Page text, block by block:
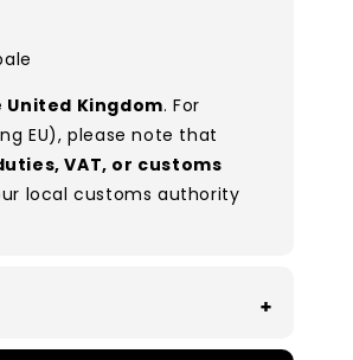
Kingdom. For
EU), please note that
VAT, or customs
local customs authority